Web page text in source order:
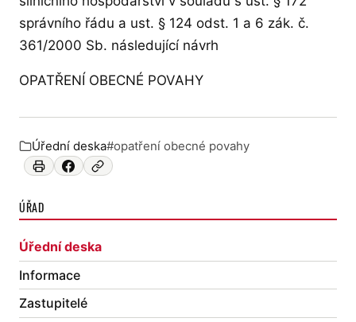
správního řádu a ust. § 124 odst. 1 a 6 zák. č.
361/2000 Sb. následující návrh
OPATŘENÍ OBECNÉ POVAHY
Zařazeno v:
Úřední deska#opatření obecné povahy
ÚŘAD
Úřední deska
Informace
Zastupitelé